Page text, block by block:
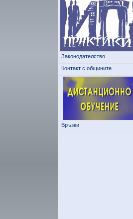
Законодателство
Контакт с общините
Връзки